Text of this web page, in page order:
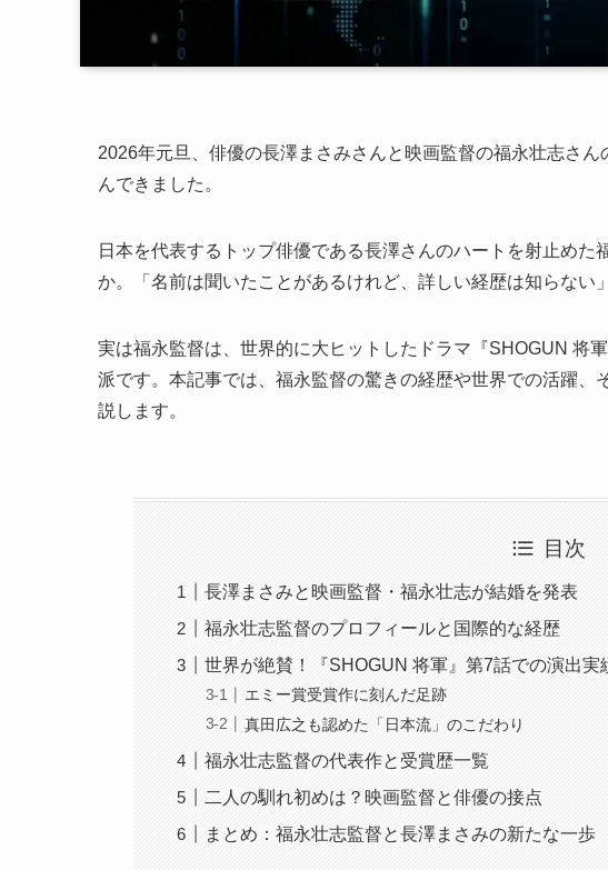
2026年元旦、俳優の長澤まさみさんと映画監督の福永壮志さ
んできました。
日本を代表するトップ俳優である長澤さんのハートを射止めた
か。「名前は聞いたことがあるけれど、詳しい経歴は知らない
実は福永監督は、世界的に大ヒットしたドラマ『SHOGUN 将
派です。本記事では、福永監督の驚きの経歴や世界での活躍
説します。
目次
長澤まさみと映画監督・福永壮志が結婚を発表
福永壮志監督のプロフィールと国際的な経歴
世界が絶賛！『SHOGUN 将軍』第7話での演出実
エミー賞受賞作に刻んだ足跡
真田広之も認めた「日本流」のこだわり
福永壮志監督の代表作と受賞歴一覧
二人の馴れ初めは？映画監督と俳優の接点
まとめ：福永壮志監督と長澤まさみの新たな一歩